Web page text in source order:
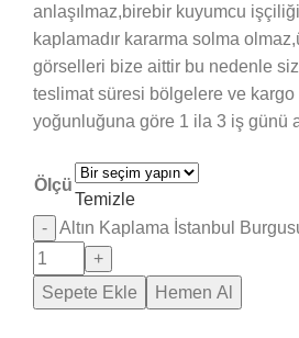
anlaşılmaz,birebir kuyumcu
kaplamadır kararma solma
görselleri bize aittir bu nedenle
teslimat süresi bölgelere ve kargo
yoğunluğuna göre 1 ila 3 iş günü
Ölçü
Temizle
Altın Kaplama İstanbul
Sepete Ekle Hemen Al